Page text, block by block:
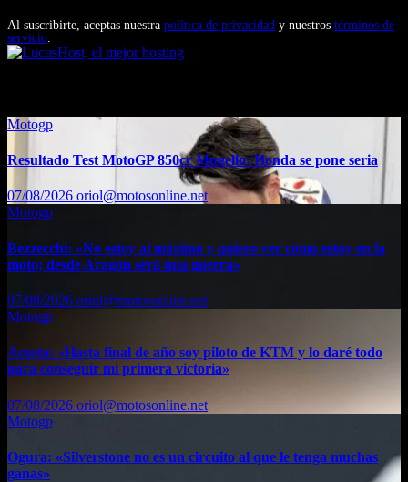
Al suscribirte, aceptas nuestra política de privacidad y nuestros términos de
servicio.
Motogp
Resultado Test MotoGP 850cc Mugello: Honda se pone seria
07/08/2026 oriol@motosonline.net
Motogp
Bezzecchi: «No estoy al máximo y quiero ver cómo estoy en la
moto; desde Aragón será una guerra»
07/08/2026 oriol@motosonline.net
Motogp
Acosta: «Hasta final de año soy piloto de KTM y lo daré todo
para conseguir mi primera victoria»
07/08/2026 oriol@motosonline.net
Motogp
Ogura: «Silverstone no es un circuito al que le tenga muchas
ganas»